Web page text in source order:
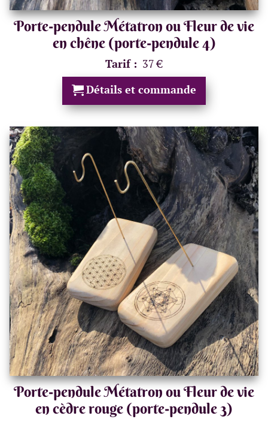
Porte-pendule Métatron ou Fleur de vie
en chêne (porte-pendule 4)
Tarif : 37 €
Détails et commande
Porte-pendule Métatron ou Fleur de vie
en cèdre rouge (porte-pendule 3)